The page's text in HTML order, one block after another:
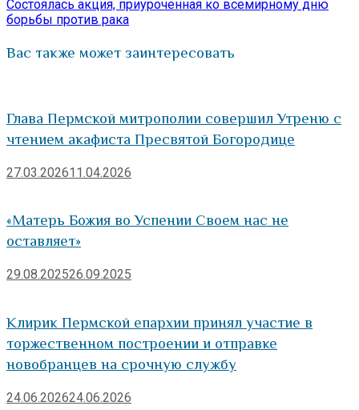
запись:
Состоялась акция, приуроченная ко всемирному дню
борьбы против рака
Вас также может заинтересовать
Глава Пермской митрополии совершил Утреню с
чтением акафиста Пресвятой Богородице
27.03.202611.04.2026
«Матерь Божия во Успении Своем нас не
оставляет»
29.08.202526.09.2025
Клирик Пермской епархии принял участие в
торжественном построении и отправке
новобранцев на срочную службу
24.06.202624.06.2026